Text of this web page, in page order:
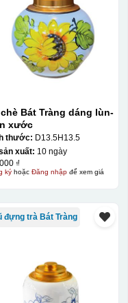
lò nung ở nhiệt độ
Để tạo ra decal
in sẽ in lên 1 loại
căn chỉnh theo
Bát Tràng dáng lùn-
xước
thước: D13.5H13.5
xuất: 10 ngày
₫
kýhoặc Đăng nhậpđể xem giá
đựng trà Bát Tràng